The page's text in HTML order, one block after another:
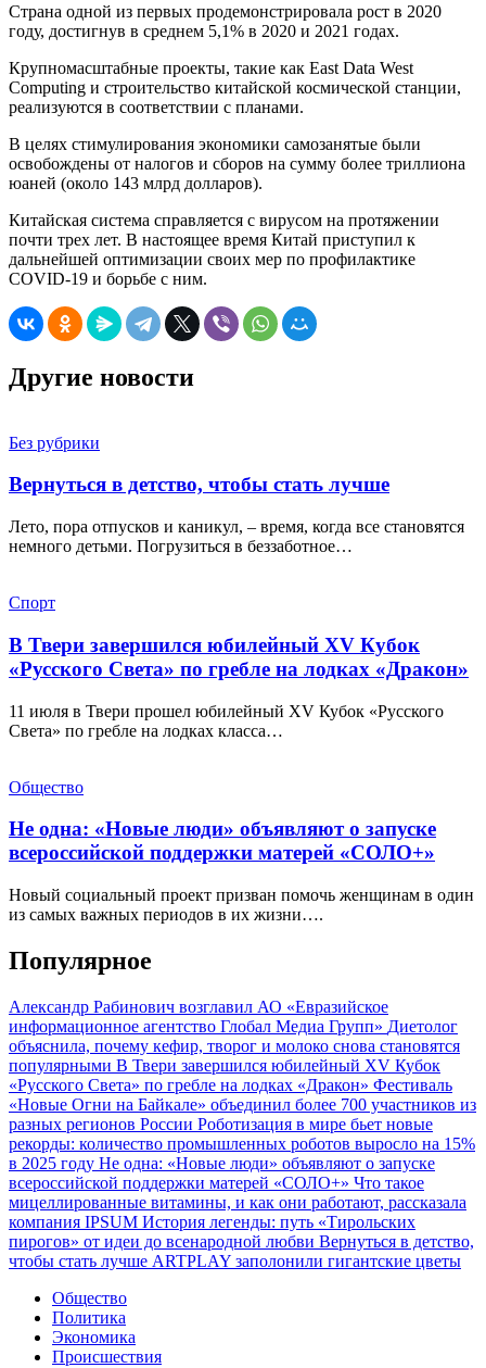
Страна одной из первых продемонстрировала рост в 2020
году, достигнув в среднем 5,1% в 2020 и 2021 годах.
Крупномасштабные проекты, такие как East Data West
Computing и строительство китайской космической станции,
реализуются в соответствии с планами.
В целях стимулирования экономики самозанятые были
освобождены от налогов и сборов на сумму более триллиона
юаней (около 143 млрд долларов).
Китайская система справляется с вирусом на протяжении
почти трех лет. В настоящее время Китай приступил к
дальнейшей оптимизации своих мер по профилактике
COVID-19 и борьбе с ним.
Другие новости
Без рубрики
Вернуться в детство, чтобы стать лучше
Лето, пора отпусков и каникул, – время, когда все становятся
немного детьми. Погрузиться в беззаботное…
Спорт
В Твери завершился юбилейный XV Кубок
«Русского Света» по гребле на лодках «Дракон»
11 июля в Твери прошел юбилейный XV Кубок «Русского
Света» по гребле на лодках класса…
Общество
Не одна: «Новые люди» объявляют о запуске
всероссийской поддержки матерей «СОЛО+»
Новый социальный проект призван помочь женщинам в один
из самых важных периодов в их жизни….
Популярное
Александр Рабинович возглавил АО «Евразийское
информационное агентство Глобал Медиа Групп» Диетолог
объяснила, почему кефир, творог и молоко снова становятся
популярными В Твери завершился юбилейный XV Кубок
«Русского Света» по гребле на лодках «Дракон» Фестиваль
«Новые Огни на Байкале» объединил более 700 участников из
разных регионов России Роботизация в мире бьет новые
рекорды: количество промышленных роботов выросло на 15%
в 2025 году Не одна: «Новые люди» объявляют о запуске
всероссийской поддержки матерей «СОЛО+» Что такое
мицеллированные витамины, и как они работают, рассказала
компания IPSUM История легенды: путь «Тирольских
пирогов» от идеи до всенародной любви Вернуться в детство,
чтобы стать лучше ARTPLAY заполонили гигантские цветы
Общество
Политика
Экономика
Происшествия